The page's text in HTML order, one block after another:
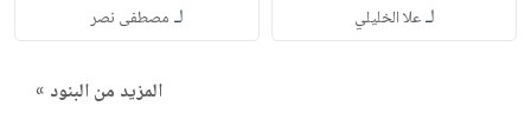
لـعلا الخليلي لـ مصطفى نصر
المزيد من البنود »